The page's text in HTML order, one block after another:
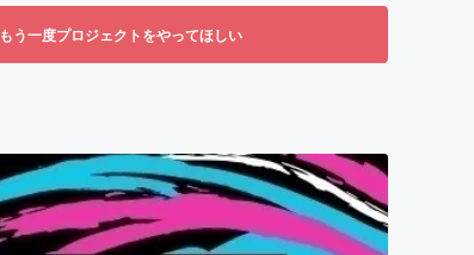
もう一度プロジェクトをやってほしい